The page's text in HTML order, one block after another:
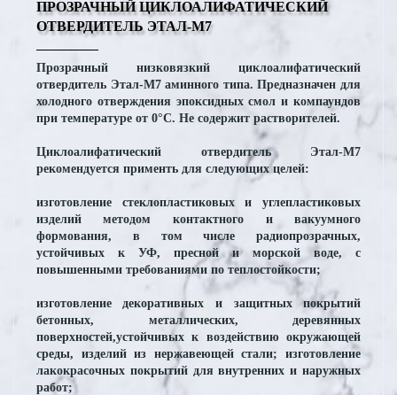
ПРОЗРАЧНЫЙ ЦИКЛОАЛИФАТИЧЕСКИЙ
ОТВЕРДИТЕЛЬ ЭТАЛ-М7
Прозрачный низковязкий циклоалифатический
отвердитель Этал-М7 аминного типа. Предназначен для
холодного отверждения эпоксидных смол и компаундов
при температуре от 0°С. Не содержит растворителей.
Циклоалифатический отвердитель Этал-М7
рекомендуется применть для следующих целей:
изготовление стеклопластиковых и углепластиковых
изделий методом контактного и вакуумного
формования, в том числе радиопрозрачных,
устойчивых к УФ, пресной и морской воде, с
повышенными требованиями по теплостойкости;
изготовление декоративных и защитных покрытий
бетонных, металлических, деревянных
поверхностей,устойчивых к воздействию окружающей
среды, изделий из нержавеющей стали; изготовление
лакокрасочных покрытий для внутренних и наружных
работ;